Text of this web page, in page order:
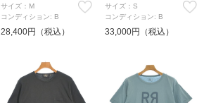
サイズ：M
コンディション: B
28,400円（税込）
サイズ：S
コンディション: B
33,000円（税込）